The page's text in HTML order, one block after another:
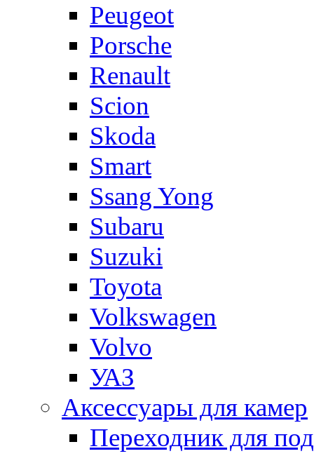
Peugeot
Porsche
Renault
Scion
Skoda
Smart
Ssang Yong
Subaru
Suzuki
Toyota
Volkswagen
Volvo
УАЗ
Аксессуары для камер
Переходник для